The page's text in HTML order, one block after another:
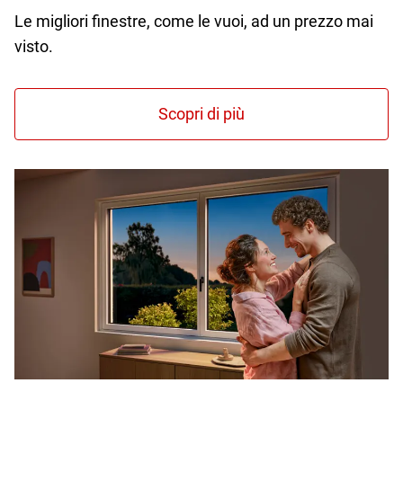
Le migliori finestre, come le vuoi, ad un prezzo mai
visto.